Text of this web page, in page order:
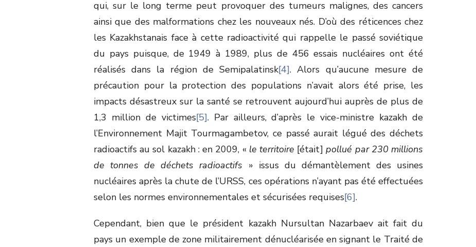
qui, sur le long terme peut provoquer des tumeurs malignes, des cancers
ainsi que des malformations chez les nouveaux nés. D’où des réticences chez
les Kazakhstanais face à cette radioactivité qui rappelle le passé soviétique
du pays puisque, de 1949 à 1989, plus de 456 essais nucléaires ont été
réalisés dans la région de Semipalatinsk[4]. Alors qu’aucune mesure de
précaution pour la protection des populations n’avait alors été prise, les
impacts désastreux sur la santé se retrouvent aujourd’hui auprès de plus de
1,3 million de victimes[5]. Par ailleurs, d’après le vice-ministre kazakh de
l’Environnement Majit Tourmagambetov, ce passé aurait légué des déchets
radioactifs au sol kazakh : en 2009, « le territoire [était] pollué par 230 millions
de tonnes de déchets radioactifs » issus du démantèlement des usines
nucléaires après la chute de l’URSS, ces opérations n’ayant pas été effectuées
selon les normes environnementales et sécurisées requises[6].
Cependant, bien que le président kazakh Nursultan Nazarbaev ait fait du
pays un exemple de zone militairement dénucléarisée en signant le Traité de